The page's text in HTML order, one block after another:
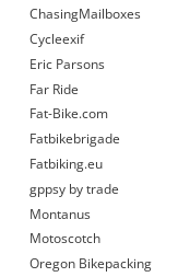
ChasingMailboxes
Cycleexif
Eric Parsons
Far Ride
Fat-Bike.com
Fatbikebrigade
Fatbiking.eu
gppsy by trade
Montanus
Motoscotch
Oregon Bikepacking